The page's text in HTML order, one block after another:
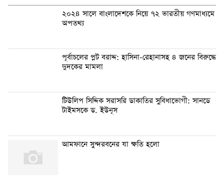
২০২৪ সালে বাংলাদেশকে নিয়ে ৭২ ভারতীয় গণমাধ্যমে
অপতথ্য
পূর্বাচলের প্লট বরাদ্দ: হাসিনা-রেহানাসহ ৪ জনের বিরুদ্ধে
দুদকের মামলা
টিউলিপ সিদ্দিক সরাসরি ডাকাতির সুবিধাভোগী: সানডে
টাইমসকে ড. ইউনূস
আমফানে সুন্দরবনের যা ক্ষতি হলো